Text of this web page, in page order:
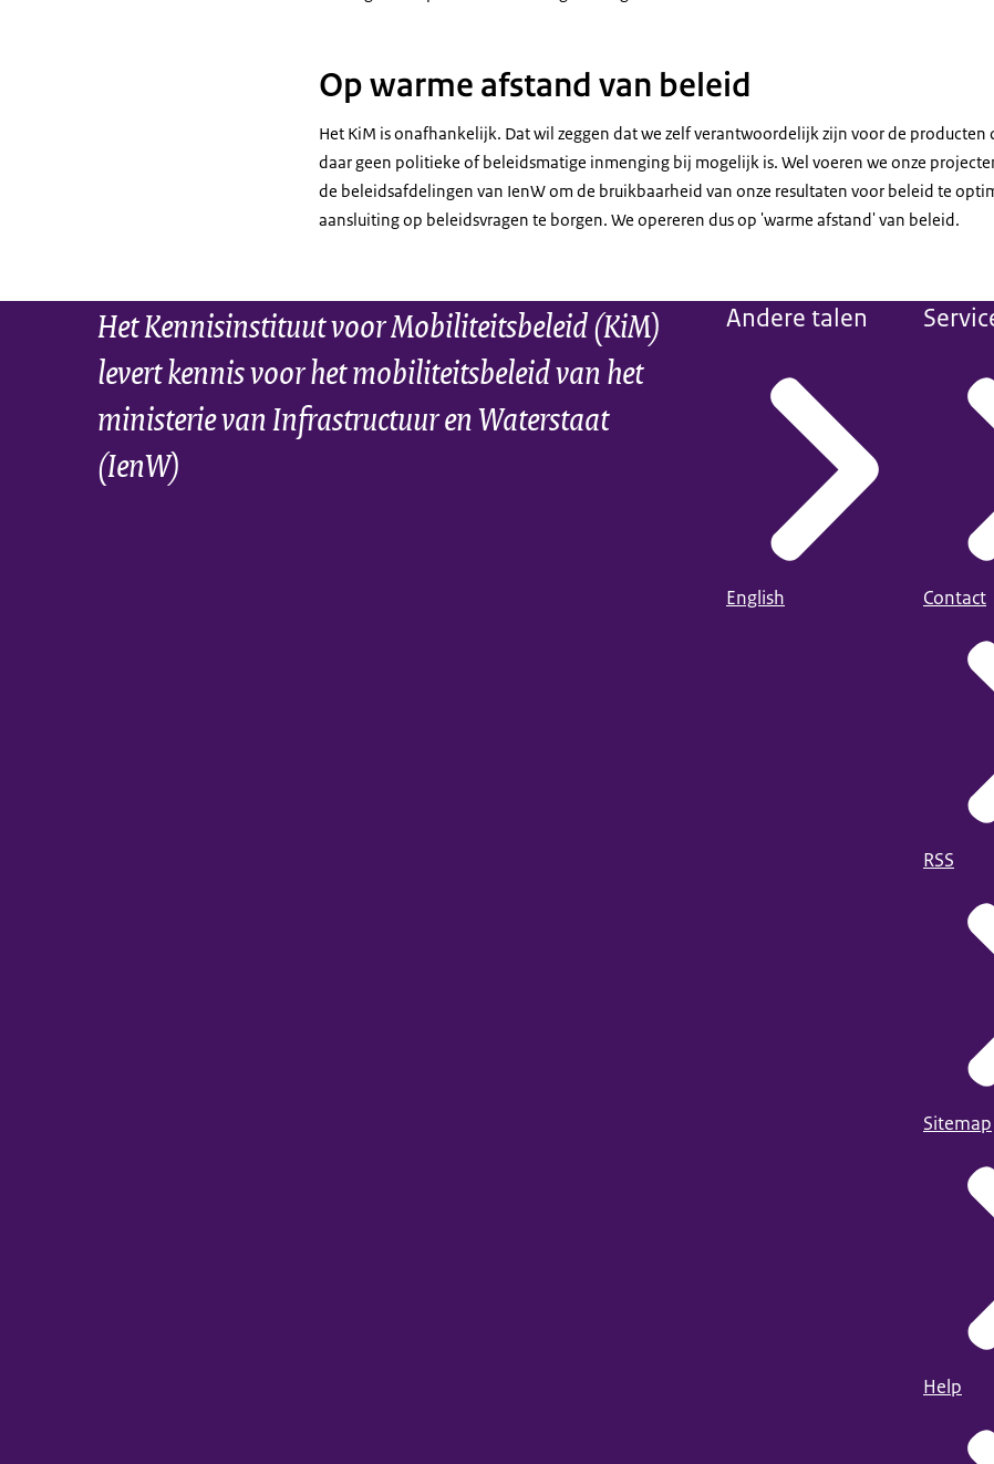
Op warme afstand van beleid
Het KiM is onafhankelijk. Dat wil zeggen dat we zelf verantwoordelijk zijn voor de producten
daar geen politieke of beleidsmatige inmenging bij mogelijk is. Wel voeren we onze
de beleidsafdelingen van IenW om de bruikbaarheid van onze resultaten voor beleid te
aansluiting op beleidsvragen te borgen. We opereren dus op 'warme afstand' van beleid.
Het Kennisinstituut voor Mobiliteitsbeleid (KiM)
levert kennis voor het mobiliteitsbeleid van het
ministerie van Infrastructuur en Waterstaat
(IenW)
Andere talen
English Contact
RSS
Sitemap
Help